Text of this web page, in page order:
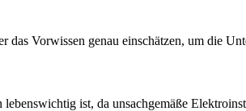
Vorwissen genau einschätzen, um die
ist, da unsachgemäße